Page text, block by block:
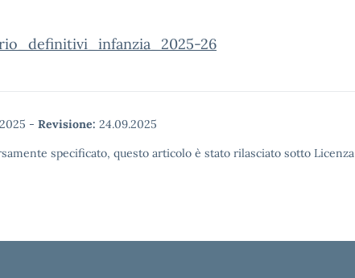
26
- Revisione: 24.09.2025
specificato, questo articolo è stato rilasciato sotto